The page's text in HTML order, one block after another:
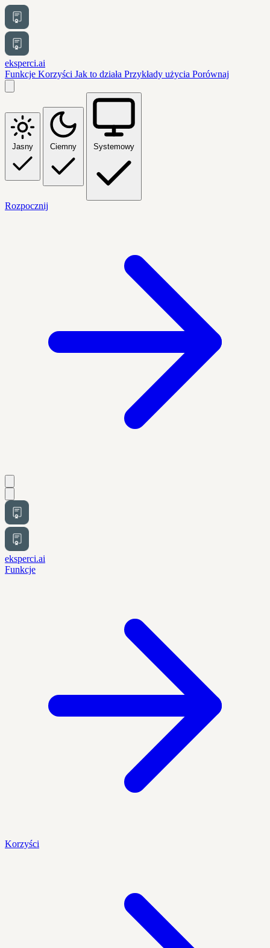
eksperci.ai
Funkcje Korzyści Jak to działa Przykłady użycia Porównaj
Jasny Ciemny Systemowy
Rozpocznij
eksperci.ai
Funkcje
Korzyści